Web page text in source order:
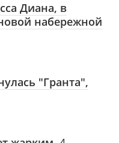
Диана, в
набережной
"Гранта",